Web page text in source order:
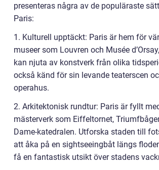
presenteras några av de populäraste
Paris:
1. Kulturell upptäckt: Paris är hem för
museer som Louvren och Musée
kan njuta av konstverk från olika
också känd för sin levande teaterscen
operahus.
2. Arkitektonisk rundtur: Paris är fyllt
mästerverk som Eiffeltornet,
Dame-katedralen. Utforska staden till
att åka på en sightseeingbåt längs
få en fantastisk utsikt över stadens